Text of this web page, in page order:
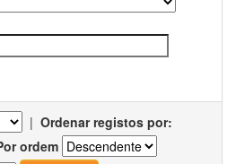
| Ordenar registos por:
ordem